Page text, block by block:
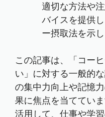
適切な方法や
バイスを提供
ー摂取法を示し
この記事は、「コー
い」に対する一般的
の集中力向上や記憶
果に焦点を当ててい
活用して、仕事や学